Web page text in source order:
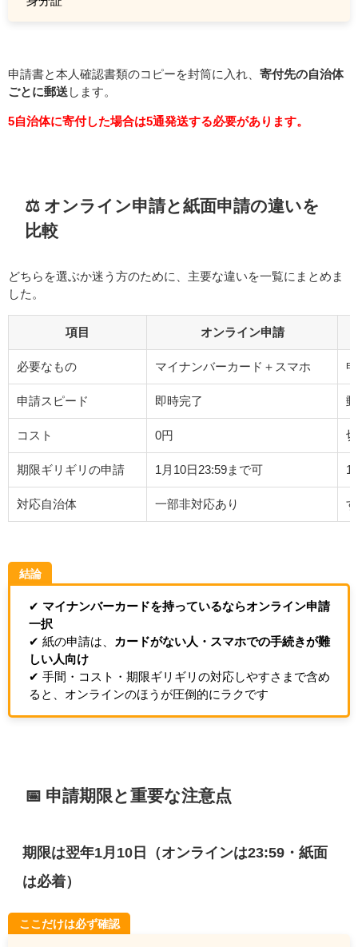
申請書と本人確認書類のコピーを封筒に入れ、 寄付先の自治体
ごとに郵送 します。
5自治体に寄付した場合は5通発送する必要があります。
⚖️ オンライン申請と紙面申請の違いを
比較
どちらを選ぶか迷う方のために、主要な違いを一覧にまとめま
した。
項目 オンライン申請
必要なもの マイナンバーカード＋スマホ
申請スピード 即時完了
コスト 0円
期限ギリギリの申請 1月10日23:59まで可 1
対応自治体 一部非対応あり
結論
✔ マイナンバーカードを持っているならオンライン申請
一択
✔ 紙の申請は、
カードがない人・スマホでの手続きが難
しい人向け
✔ 手間・コスト・期限ギリギリの対応しやすさまで含め
ると、オンラインのほうが圧倒的にラクです
📅 申請期限と重要な注意点
期限は翌年1月10日（オンラインは23:59・紙面
は必着）
ここだけは必ず確認